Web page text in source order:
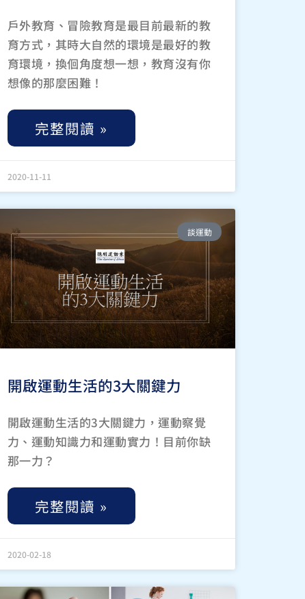
戶外教育、冒險教育是最目前最新的教
育方式，其時大自然的環境是最好的教
育環境，換佪角度想一想，教育沒有你
想像的那麼困難！
完整閱讀 »
2020-11-11
談運動
開啟運動生活的3大關鍵力
開啟運動生活的3大關鍵力，運動察覺
力、運動知識力和運動實力！目前你缺
那一力？
完整閱讀 »
2020-02-18